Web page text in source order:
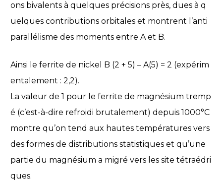
ons bivalents à quelques précisions près, dues à q
uelques contributions orbitales et montrent l’anti
parallélisme des moments entre A et B.
Ainsi le ferrite de nickel B (2 + 5) – A(5) = 2 (expérim
entalement : 2,2).
La valeur de 1 pour le ferrite de magnésium tremp
é (c’est-à-dire refroidi brutalement) depuis 1000°C
montre qu’on tend aux hautes températures vers
des formes de distributions statistiques et qu’une
partie du magnésium a migré vers les site tétraédri
ques.